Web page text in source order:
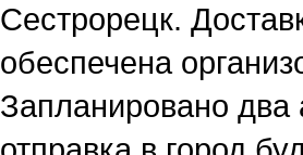
Сестрорецк.
обеспечена
Запланировано два